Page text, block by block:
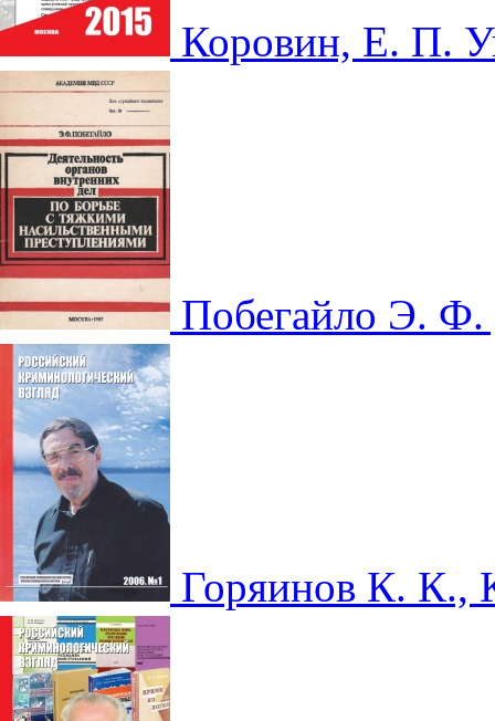
Коровин, Е. П.
Побегайло Э. Ф.
Горяинов К.